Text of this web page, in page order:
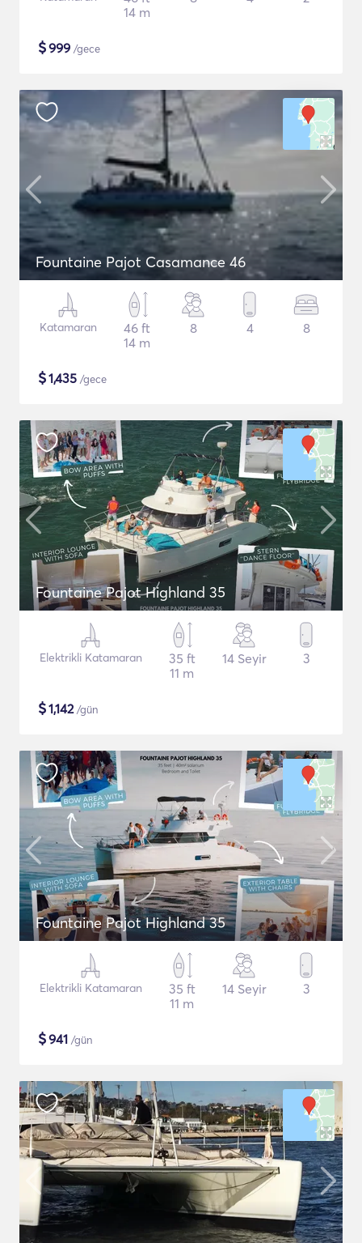
14 m
$999 /gece
Fountaine Pajot Casamance 46
Katamaran
46 ft
14 m
8 4 8
$1,435 /gece
Fountaine Pajot Highland 35
Elektrikli Katamaran
35 ft
11 m
14 Seyir 3
$1,142/gün
Fountaine Pajot Highland 35
Elektrikli Katamaran
35 ft
11 m
14 Seyir 3
$941 /gün